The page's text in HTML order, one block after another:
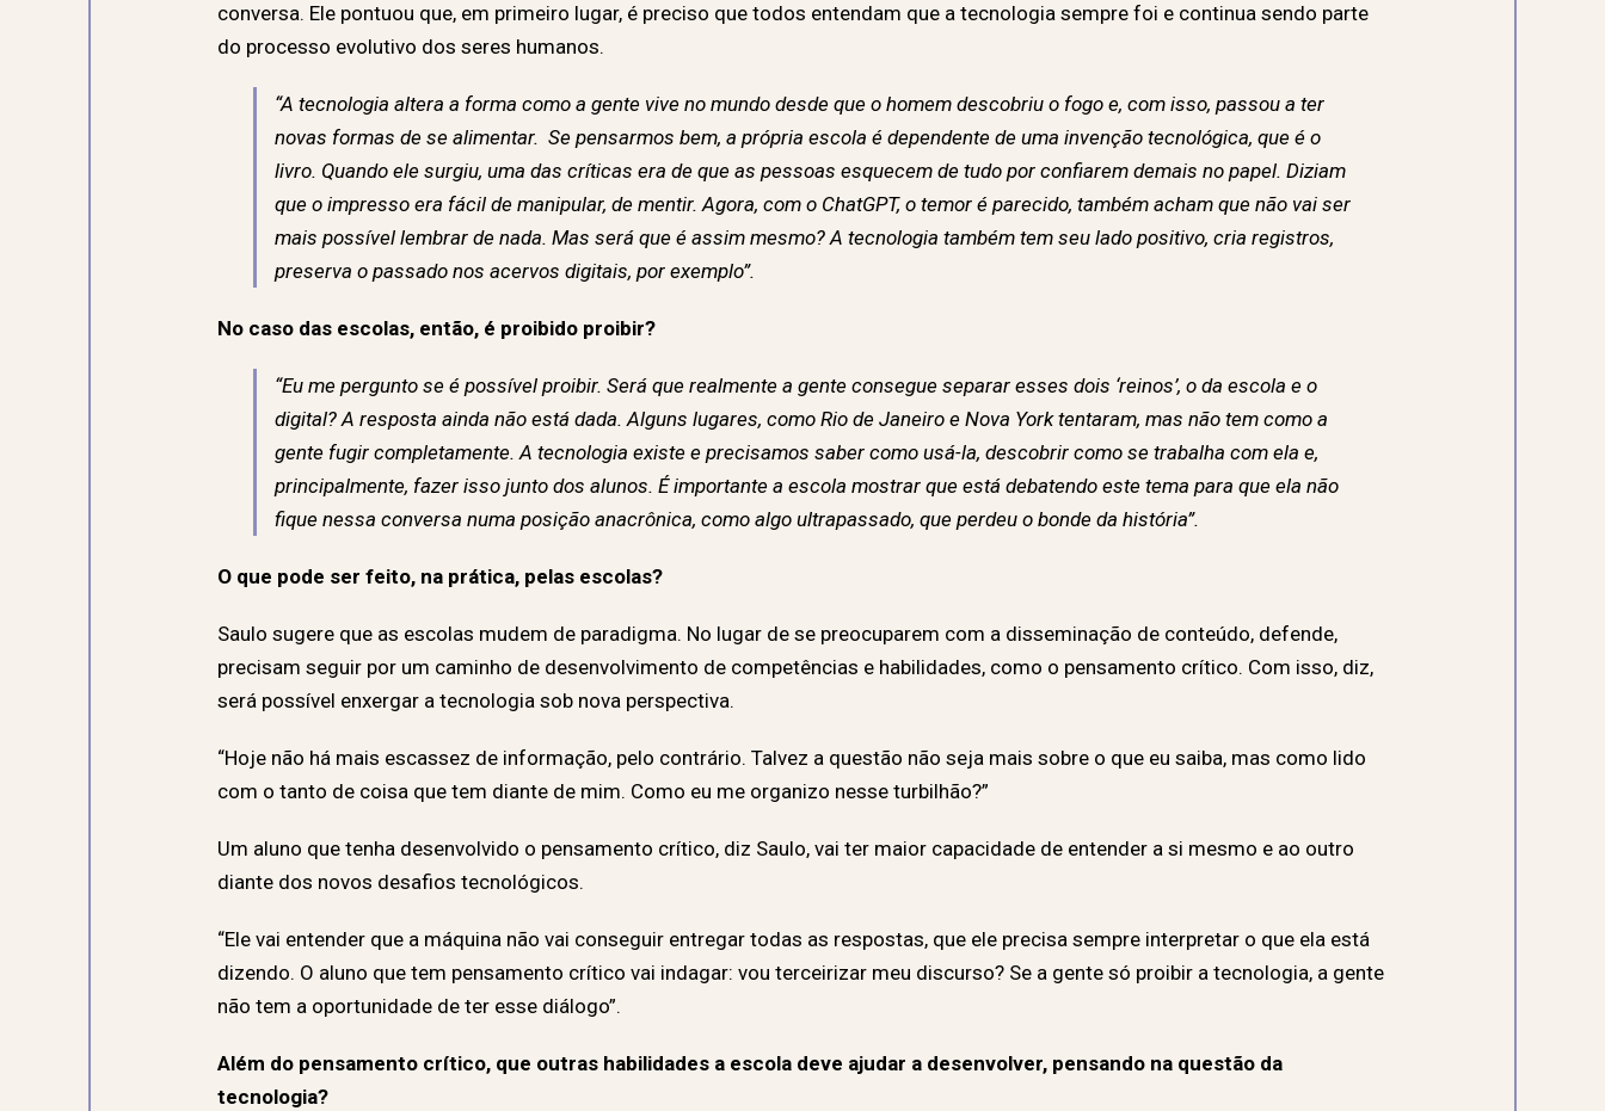
conversa. Ele pontuou que, em primeiro lugar, é preciso que todos entendam que a tecnologia sempre foi e continua sendo parte
do processo evolutivo dos seres humanos.
“A tecnologia altera a forma como a gente vive no mundo desde que o homem descobriu o fogo e, com isso, passou a ter
novas formas de se alimentar. Se pensarmos bem, a própria escola é dependente de uma invenção tecnológica, que é o
livro. Quando ele surgiu, uma das críticas era de que as pessoas esquecem de tudo por confiarem demais no papel. Diziam
que o impresso era fácil de manipular, de mentir. Agora, com o ChatGPT, o temor é parecido, também acham que não vai ser
mais possível lembrar de nada. Mas será que é assim mesmo? A tecnologia também tem seu lado positivo, cria registros,
preserva o passado nos acervos digitais, por exemplo”.
No caso das escolas, então, é proibido proibir?
“Eu me pergunto se é possível proibir. Será que realmente a gente consegue separar esses dois ‘reinos’, o da escola e o
digital? A resposta ainda não está dada. Alguns lugares, como Rio de Janeiro e Nova York tentaram, mas não tem como a
gente fugir completamente. A tecnologia existe e precisamos saber como usá-la, descobrir como se trabalha com ela e,
principalmente, fazer isso junto dos alunos. É importante a escola mostrar que está debatendo este tema para que ela não
fique nessa conversa numa posição anacrônica, como algo ultrapassado, que perdeu o bonde da história”.
O que pode ser feito, na prática, pelas escolas?
Saulo sugere que as escolas mudem de paradigma. No lugar de se preocuparem com a disseminação de conteúdo, defende,
precisam seguir por um caminho de desenvolvimento de competências e habilidades, como o pensamento crítico. Com isso, diz,
será possível enxergar a tecnologia sob nova perspectiva.
“Hoje não há mais escassez de informação, pelo contrário. Talvez a questão não seja mais sobre o que eu saiba, mas como lido
com o tanto de coisa que tem diante de mim. Como eu me organizo nesse turbilhão?”
Um aluno que tenha desenvolvido o pensamento crítico, diz Saulo, vai ter maior capacidade de entender a si mesmo e ao outro
diante dos novos desafios tecnológicos.
“Ele vai entender que a máquina não vai conseguir entregar todas as respostas, que ele precisa sempre interpretar o que ela está
dizendo. O aluno que tem pensamento crítico vai indagar: vou terceirizar meu discurso? Se a gente só proibir a tecnologia, a gente
não tem a oportunidade de ter esse diálogo”.
Além do pensamento crítico, que outras habilidades a escola deve ajudar a desenvolver, pensando na questão da
tecnologia?